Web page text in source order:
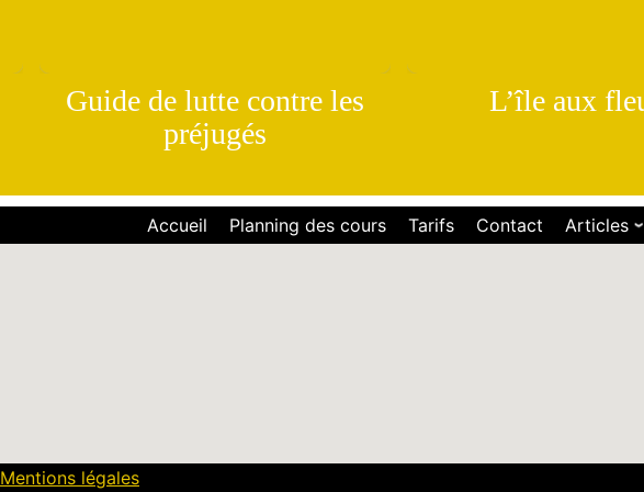
Guide de lutte contre les
préjugés
L’île aux
Accueil Planning des cours Tarifs Contact Articles
Mentions légales